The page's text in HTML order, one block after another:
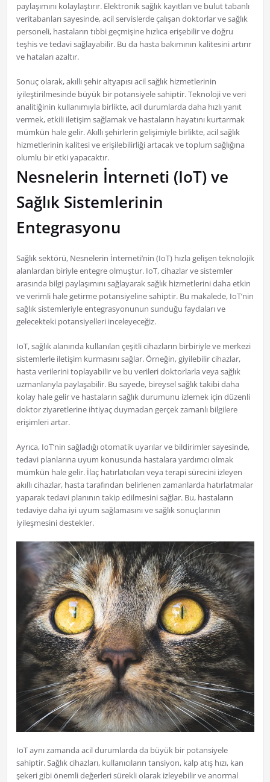
paylaşımını kolaylaştırır. Elektronik sağlık kayıtları ve bulut tabanlı
veritabanları sayesinde, acil servislerde çalışan doktorlar ve sağlık
personeli, hastaların tıbbi geçmişine hızlıca erişebilir ve doğru
teşhis ve tedavi sağlayabilir. Bu da hasta bakımının kalitesini artırır
ve hataları azaltır.
Sonuç olarak, akıllı şehir altyapısı acil sağlık hizmetlerinin
iyileştirilmesinde büyük bir potansiyele sahiptir. Teknoloji ve veri
analitiğinin kullanımıyla birlikte, acil durumlarda daha hızlı yanıt
vermek, etkili iletişim sağlamak ve hastaların hayatını kurtarmak
mümkün hale gelir. Akıllı şehirlerin gelişimiyle birlikte, acil sağlık
hizmetlerinin kalitesi ve erişilebilirliği artacak ve toplum sağlığına
olumlu bir etki yapacaktır.
Nesnelerin İnterneti (IoT) ve
Sağlık Sistemlerinin
Entegrasyonu
Sağlık sektörü, Nesnelerin İnterneti’nin (IoT) hızla gelişen teknolojik
alanlardan biriyle entegre olmuştur. IoT, cihazlar ve sistemler
arasında bilgi paylaşımını sağlayarak sağlık hizmetlerini daha etkin
ve verimli hale getirme potansiyeline sahiptir. Bu makalede, IoT’nin
sağlık sistemleriyle entegrasyonunun sunduğu faydaları ve
gelecekteki potansiyelleri inceleyeceğiz.
IoT, sağlık alanında kullanılan çeşitli cihazların birbiriyle ve merkezi
sistemlerle iletişim kurmasını sağlar. Örneğin, giyilebilir cihazlar,
hasta verilerini toplayabilir ve bu verileri doktorlarla veya sağlık
uzmanlarıyla paylaşabilir. Bu sayede, bireysel sağlık takibi daha
kolay hale gelir ve hastaların sağlık durumunu izlemek için düzenli
doktor ziyaretlerine ihtiyaç duymadan gerçek zamanlı bilgilere
erişimleri artar.
Ayrıca, IoT’nin sağladığı otomatik uyarılar ve bildirimler sayesinde,
tedavi planlarına uyum konusunda hastalara yardımcı olmak
mümkün hale gelir. İlaç hatırlatıcıları veya terapi sürecini izleyen
akıllı cihazlar, hasta tarafından belirlenen zamanlarda hatırlatmalar
yaparak tedavi planının takip edilmesini sağlar. Bu, hastaların
tedaviye daha iyi uyum sağlamasını ve sağlık sonuçlarının
iyileşmesini destekler.
IoT aynı zamanda acil durumlarda da büyük bir potansiyele
sahiptir. Sağlık cihazları, kullanıcıların tansiyon, kalp atış hızı, kan
şekeri gibi önemli değerleri sürekli olarak izleyebilir ve anormal